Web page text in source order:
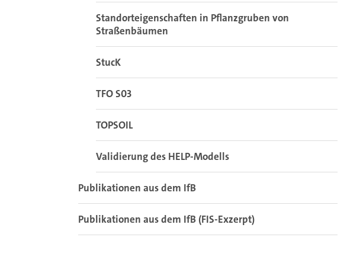
Standorteigenschaften in Pflanzgruben von
Straßenbäumen
StucK
TFO S03
TOPSOIL
Validierung des HELP-Modells
Publikationen aus dem IfB
Publikationen aus dem IfB (FIS-Exzerpt)